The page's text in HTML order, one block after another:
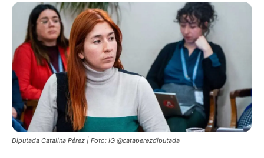
Diputada Catalina Pérez | Foto: IG @cataperezdiputada